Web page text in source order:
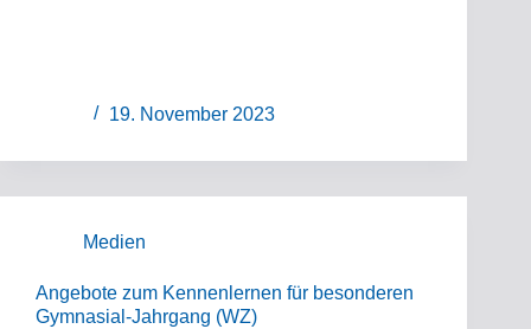
19. November 2023
Medien
Angebote zum Kennenlernen für besonderen
Gymnasial-Jahrgang (WZ)